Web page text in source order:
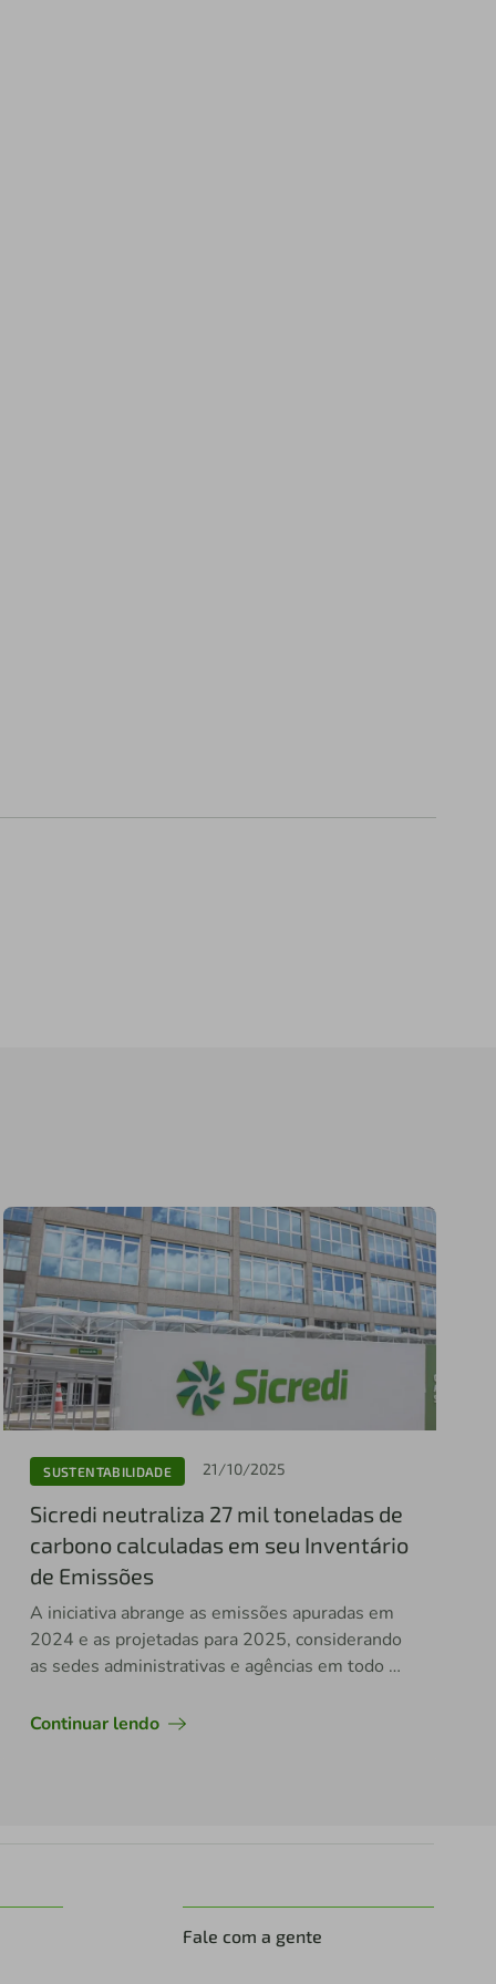
SUSTENTABILIDADE 21/10/2025
Sicredi neutraliza 27 mil toneladas de
carbono calculadas em seu Inventário
de Emissões
A iniciativa abrange as emissões apuradas em
2024 e as projetadas para 2025, considerando
as sedes administrativas e agências em todo o
com a sustentabilidade.
Continuar lendo
Fale com a gente